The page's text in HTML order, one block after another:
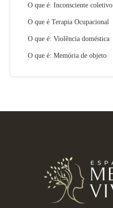
O que é: Inconsciente coletivo
O que é Terapia Ocupacional
O que é: Violência doméstica
O que é: Memória de objeto